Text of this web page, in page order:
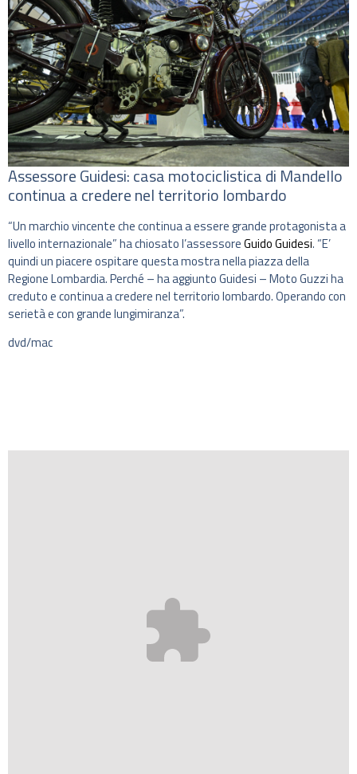
Assessore Guidesi: casa motociclistica di Mandello
continua a credere nel territorio lombardo
“Un marchio vincente che continua a essere grande protagonista a
livello internazionale” ha chiosato l’assessoreGuido Guidesi. “E’
quindi un piacere ospitare questa mostra nella piazza della
Regione Lombardia. Perché – ha aggiunto Guidesi – Moto Guzzi ha
creduto e continua a credere nel territorio lombardo. Operando con
serietà e con grande lungimiranza”.
dvd/mac